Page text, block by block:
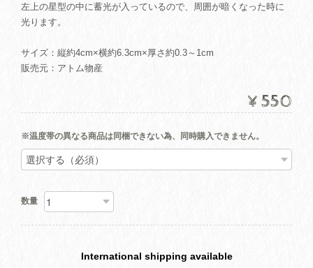
左上の星型の中に蓄光が入っているので、周囲が暗くなった時に
光ります。
サイズ：縦約4cm×横約6.3cm×厚さ約0.3～1cm
販売元：アトム物産
¥550
※温度帯の異なる商品は同梱できない為、同時購入できません。
数量
International shipping available